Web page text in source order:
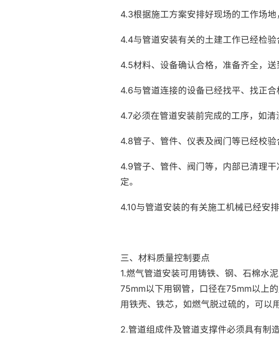
4.3根据施工方案安排好现场的工作场地
4.4与管道安装有关的土建工作已经检
4.5材料、设备确认合格，准备齐全，送
4.6与管道连接的设备已经找平、找正合
4.7必须在管道安装前完成的工序，如
4.8管子、管件、仪表及阀门等已经校
4.9管子、管件、阀门等，内部已清理
定。
4.10与管道安装的有关施工机械已经安
三、材料质量控制要点
1.燃气管道安装可用铸铁、钢、石棉水
75mm以下用钢管，口径在75mm以上
用铁壳、铁芯，如燃气脱过硫的，可以
2.管道组成件及管道支撑件必须具有制